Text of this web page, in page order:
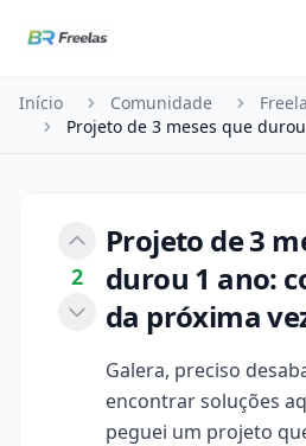
Início Comunidade
2
Projeto de 3
durou 1 ano:
da próxima
Galera, preciso
encontrar soluções
peguei um projeto